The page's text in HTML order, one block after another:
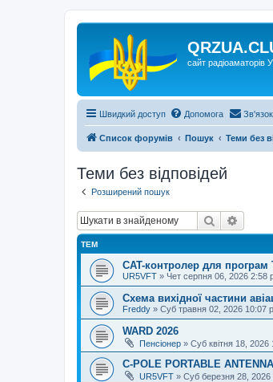
сайт радіоаматорів
Швидкий доступ Допомога
Список форумів Пошук Теми без
Теми без відповідей
Розширений пошук
Пошук
ТЕМ
CAT-контролер для
UR5VFT » Чет серпня 06, 2026 2:58
Схема вихідної частини
Freddy » Суб травня 02, 2026 10:07
WARD 2026
Пенсіонер » Суб квітня 18, 2026
C-POLE PORTABLE ANTENNA
UR5VFT » Суб березня 28, 2026